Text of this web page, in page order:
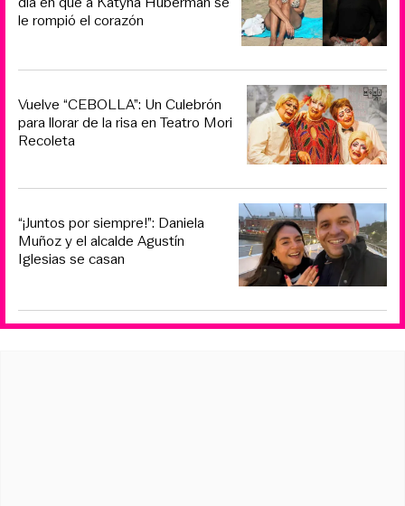
le rompió el corazón
Vuelve “CEBOLLA”: Un Culebrón
para llorar de la risa en Teatro Mori
Recoleta
“¡Juntos por siempre!”: Daniela
Muñoz y el alcalde Agustín
Iglesias se casan